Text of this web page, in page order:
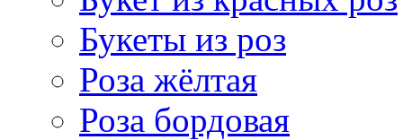
Букеты из роз
Роза жёлтая
Роза бордовая